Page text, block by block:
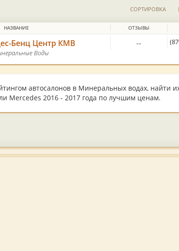
СОРТИРОВКА
НАЗВАНИЕ ОТЗЫВЫ
Бенц Центр КМВ
Воды
--
автосалонов в Минеральных водах, найти
Mercedes 2016 - 2017 года по лучшим ценам.